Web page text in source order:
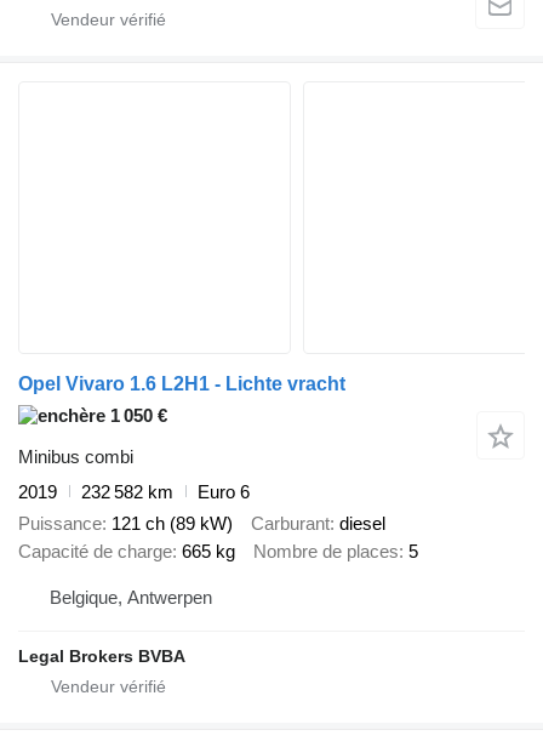
Opel Vivaro 1.6 L2H1 - Lichte vracht
1 050 €
Minibus combi
2019
232 582 km
Euro 6
Puissance 121 ch (89 kW) Carburant diesel
Capacité de charge 665 kg Nombre de places 5
Belgique, Antwerpen
Legal Brokers BVBA